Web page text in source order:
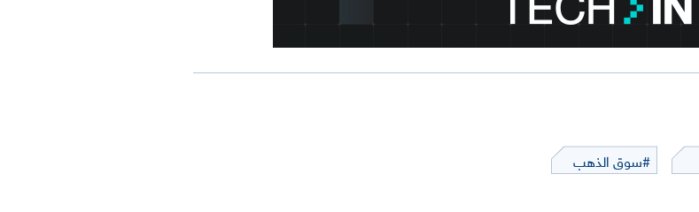
#سوق الذهب